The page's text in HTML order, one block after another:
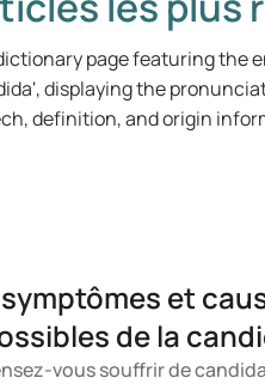
et
de la
vous souffrir de